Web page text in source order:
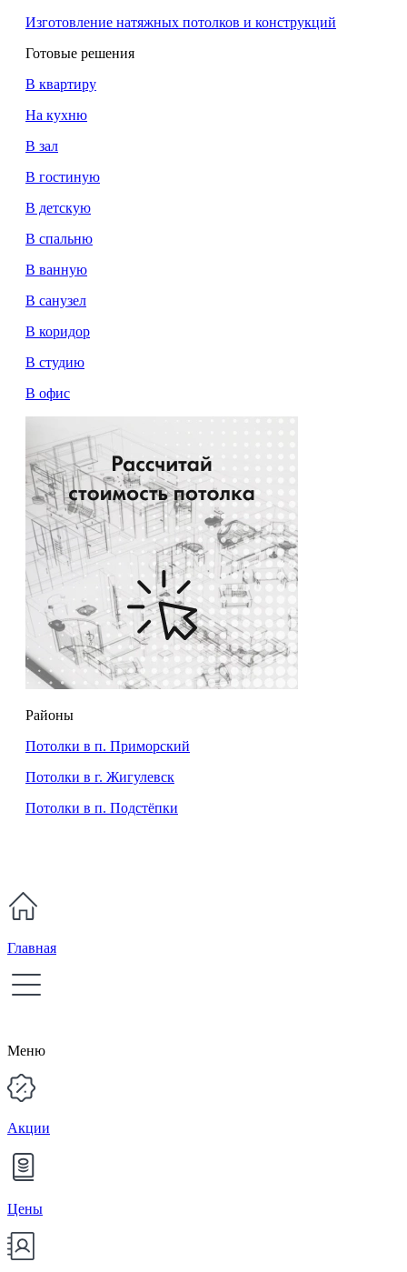
Изготовление натяжных потолков и конструкций
Готовые решения
В квартиру
На кухню
В зал
В гостиную
В детскую
В спальню
В ванную
В санузел
В коридор
В студию
В офис
Районы
Потолки в п. Приморский
Потолки в г. Жигулевск
Потолки в п. Подстёпки
Главная
Меню
Акции
Цены